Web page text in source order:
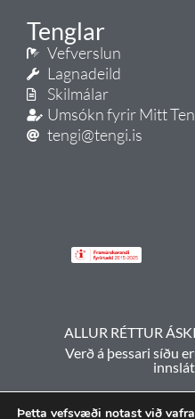
Tenglar
Vefverslun
Lagnadeild
Skilmálar
Umsókn fyrir Mitt
tengi@tengi.is
ALLUR RÉTTUR
Verð á þessari síðu
Þetta vefsvæði notast við